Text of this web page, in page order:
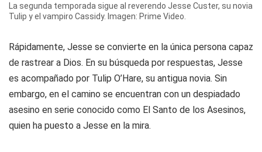
La segunda temporada sigue al reverendo Jesse Custer, su novia
Tulip y el vampiro Cassidy. Imagen: Prime Video.
Rápidamente, Jesse se convierte en la única persona capaz
de rastrear a Dios. En su búsqueda por respuestas, Jesse
es acompañado por Tulip O’Hare, su antigua novia. Sin
embargo, en el camino se encuentran con un despiadado
asesino en serie conocido como El Santo de los Asesinos,
quien ha puesto a Jesse en la mira.